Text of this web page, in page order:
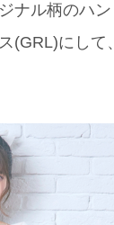
ル柄のハン
にして